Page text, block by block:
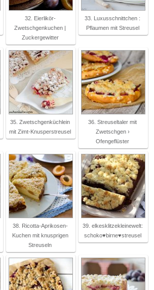
32. Eierlikör-
Zwetschgenkuchen |
Zuckergewitter
33. Luxusschnittchen :
Pflaumen mit Streusel
35. Zwetschgenküchlein
mit Zimt-Knusperstreusel
36. Streuseltaler mit
Zwetschgen ›
Ofengeflüster
38. Ricotta-Aprikosen-
Kuchen mit knusprigen
Streuseln
39. elkesklitzekleinewelt:
schoko♥birne♥streusel